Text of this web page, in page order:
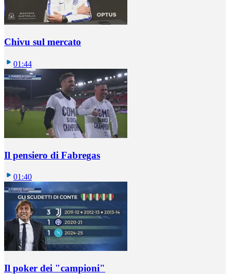
Chivu sul mercato
01:44
Il pensiero di Fabregas
01:40
Il poker dei "campioni"